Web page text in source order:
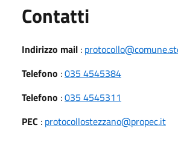
Contatti
Indirizzo mail :
Telefono :035 4545384
Telefono :035 4545311
PEC : protocollostezzano@propec.it